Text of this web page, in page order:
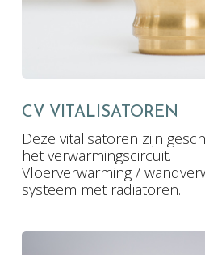
CV VITALISATOREN
Deze vitalisatoren zijn
het verwarmingscircuit.
Vloerverwarming /
systeem met radiatoren.